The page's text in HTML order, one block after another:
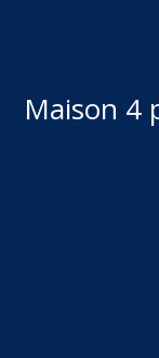
Maison 4 pièce(s) 2 chambre(s) 71